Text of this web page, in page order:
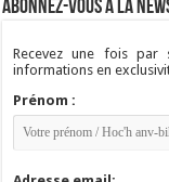
Abonnez-vous à la
Recevez une fois par
informations en
Prénom :